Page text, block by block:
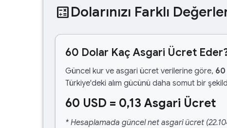
calculateDolarınızı Farklı
60 Dolar Kaç Asgari Ücret
Güncel kur ve asgari ücret verilerine göre, 60
Türkiye'deki alım gücünü daha somut bir
60 USD = 0,13 Asgari Ücret
* Hesaplamada güncel net asgari ücret